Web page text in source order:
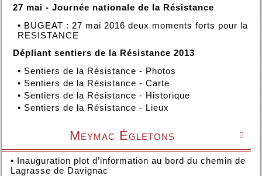
27 mai - Journée nationale de la Résistance
• BUGEAT : 27 mai 2016 deux moments forts pour la
RESISTANCE
Dépliant sentiers de la Résistance 2013
• Sentiers de la Résistance - Photos
• Sentiers de la Résistance - Carte
• Sentiers de la Résistance - Historique
• Sentiers de la Résistance - Lieux

Meymac Égletons
• Inauguration plot d’information au bord du chemin de
Lagrasse de Davignac